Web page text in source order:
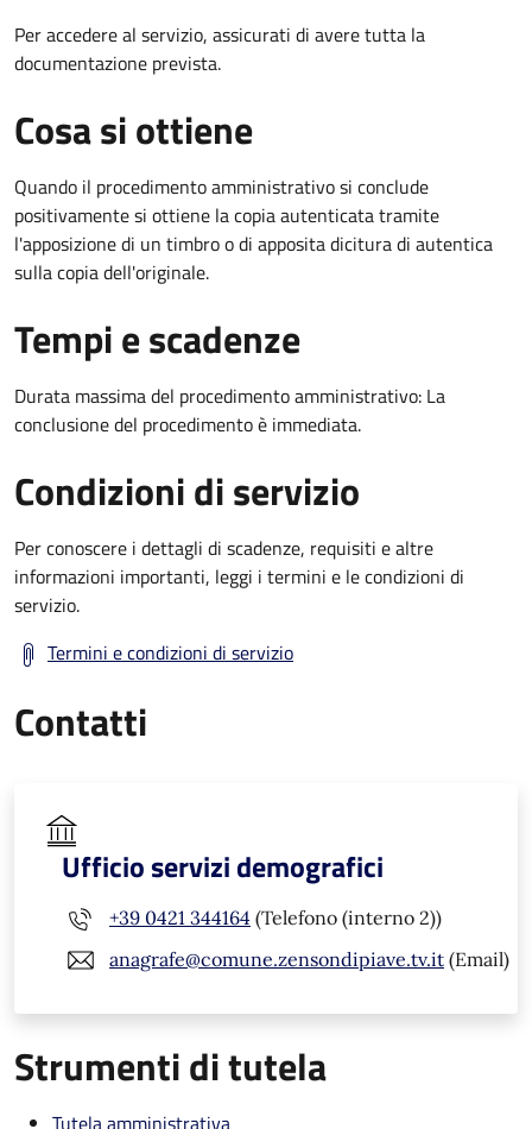
Per accedere al servizio, assicurati di avere tutta la
documentazione prevista.
Cosa si ottiene
Quando il procedimento amministrativo si conclude
positivamente si ottiene la copia autenticata tramite
l'apposizione di un timbro o di apposita dicitura di autentica
sulla copia dell'originale.
Tempi e scadenze
Durata massima del procedimento amministrativo: La
conclusione del procedimento è immediata.
Condizioni di servizio
Per conoscere i dettagli di scadenze, requisiti e altre
informazioni importanti, leggi i termini e le condizioni di
servizio.
Termini e condizioni di servizio
Contatti
Ufficio servizi demografici
+39 0421 344164 (Telefono (interno 2))
anagrafe@comune.zensondipiave.tv.it (Email)
Strumenti di tutela
Tutela amministrativa